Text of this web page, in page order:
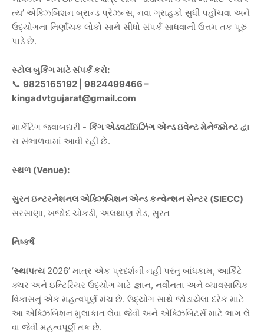
ત્ય’ એક્ઝિબિશન બ્રાન્ડ પ્રેઝન્સ, નવા ગ્રાહકો સુધી પહોંચવા અને
ઉદ્યોગના નિર્ણાયક લોકો સાથે સીધો સંપર્ક સાધવાની ઉત્તમ તક પૂરું
પાડે છે.
સ્ટોલબુકિંગમાટેસંપર્કકરો:
📞 9825165192 | 9824499466 –
kingadvtgujarat@gmail.com
માર્કેટિંગ જવાબદારી - કિંગએડવર્ટાઇઝિંગએન્ડઇવેન્ટમેનેજમેન્ટ દ્વા
રા સંભાળવામાં આવી રહી છે.
સ્થળ (Venue):
સુરતઇન્ટરનેશનલએક્ઝિબિશનએન્ડકન્વેન્શનસેન્ટર (SIECC)
સરસાણા, ખજોદ ચોકડી, અલથાણ રોડ, સુરત
નિષ્કર્ષ
‘સ્થાપત્ય2026’ માત્ર એક પ્રદર્શની નહીં પરંતુ બાંધકામ, આર્કિટે
ક્ચર અને ઇન્ટિરિયર ઉદ્યોગ માટે જ્ઞાન, નવીનતા અને વ્યાવસાયિક
વિકાસનું એક મહત્વપૂર્ણ મંચ છે. ઉદ્યોગ સાથે જોડાયેલા દરેક માટે
આ એક્ઝિબિશન મુલાકાત લેવા જેવી અને એક્ઝિબિટર્સ માટે ભાગ લે
વા જેવી મહત્વપૂર્ણ તક છે.